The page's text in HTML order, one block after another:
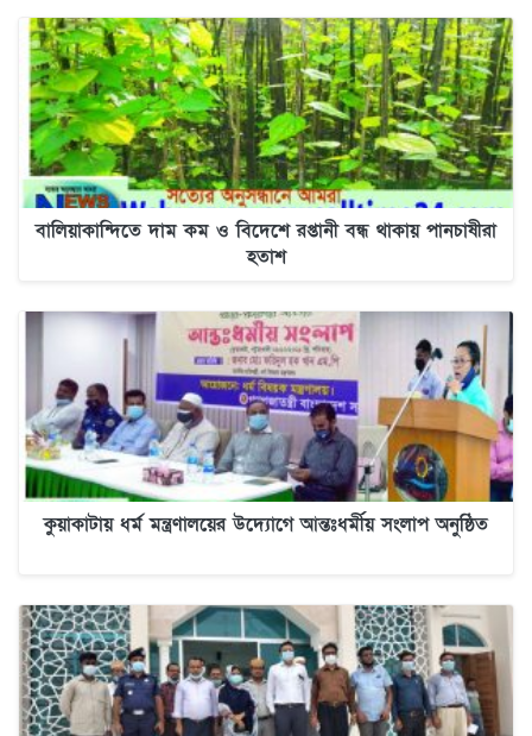
বালিয়াকান্দিতে দাম কম ও বিদেশে রপ্তানী বন্ধ থাকায় পানচাষীরা
হতাশ
কুয়াকাটায় ধর্ম মন্ত্রণালয়ের উদ্যোগে আন্তঃধর্মীয় সংলাপ অনুষ্ঠিত